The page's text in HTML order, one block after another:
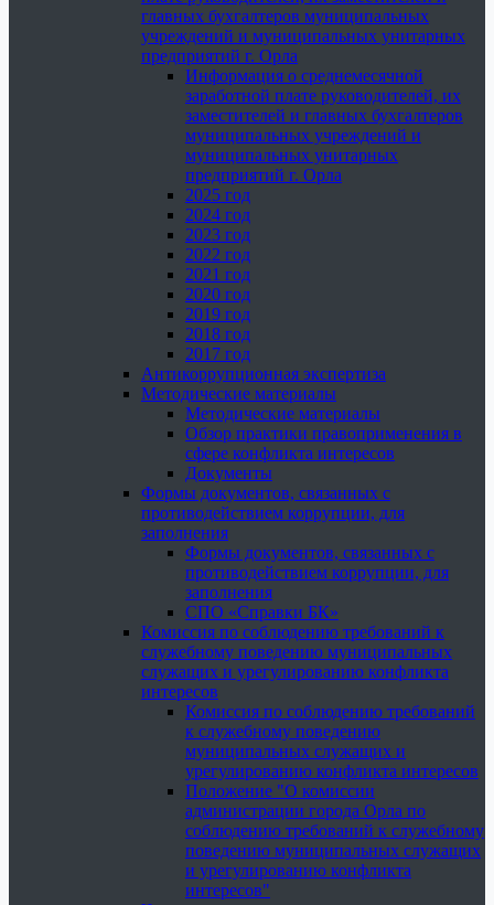
главных бухгалтеров муниципальных
учреждений и муниципальных унитарных
предприятий г. Орла
Информация о среднемесячной
заработной плате руководителей, их
заместителей и главных бухгалтеров
муниципальных учреждений и
муниципальных унитарных
предприятий г. Орла
2025 год
2024 год
2023 год
2022 год
2021 год
2020 год
2019 год
2018 год
2017 год
Антикоррупционная экспертиза
Методические материалы
Методические материалы
Обзор практики правоприменения в
сфере конфликта интересов
Документы
Формы документов, связанных с
противодействием коррупции, для
заполнения
Формы документов, связанных с
противодействием коррупции, для
заполнения
СПО «Справки БК»
Комиссия по соблюдению требований к
служебному поведению муниципальных
служащих и урегулированию конфликта
интересов
Комиссия по соблюдению требований
к служебному поведению
муниципальных служащих и
урегулированию конфликта интересов
Положение "О комиссии
администрации города Орла по
соблюдению требований к служебному
поведению муниципальных служащих
и урегулированию конфликта
интересов"